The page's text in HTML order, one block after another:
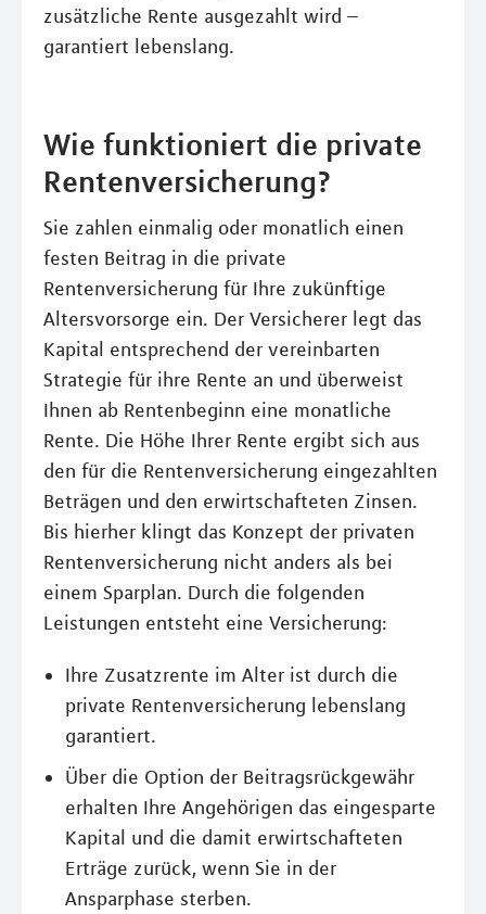
zusätzliche Rente ausgezahlt wird –
garantiert lebenslang.
Wie funktioniert die private
Rentenversicherung?
Sie zahlen einmalig oder monatlich einen
festen Beitrag in die private
Rentenversicherung für Ihre zukünftige
Altersvorsorge ein. Der Versicherer legt das
Kapital entsprechend der vereinbarten
Strategie für ihre Rente an und überweist
Ihnen ab Rentenbeginn eine monatliche
Rente. Die Höhe Ihrer Rente ergibt sich aus
den für die Rentenversicherung eingezahlten
Beträgen und den erwirtschafteten Zinsen.
Bis hierher klingt das Konzept der privaten
Rentenversicherung nicht anders als bei
einem Sparplan. Durch die folgenden
Leistungen entsteht eine Versicherung:
Ihre Zusatzrente im Alter ist durch die
private Rentenversicherung lebenslang
garantiert.
Über die Option der Beitragsrückgewähr
erhalten Ihre Angehörigen das eingesparte
Kapital und die damit erwirtschafteten
Erträge zurück, wenn Sie in der
Ansparphase sterben.